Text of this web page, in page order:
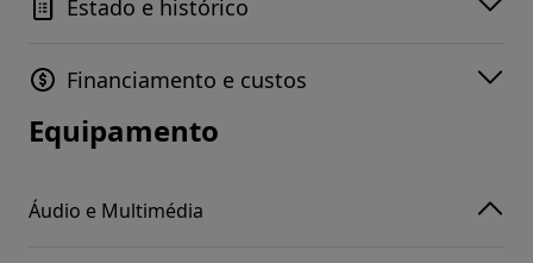
Estado e histórico
Financiamento e custos
Equipamento
Áudio e Multimédia